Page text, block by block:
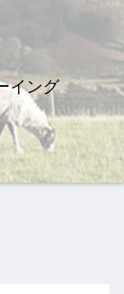
イング